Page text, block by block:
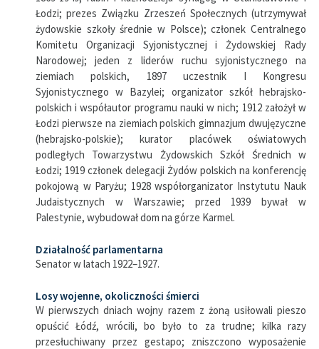
Łodzi; prezes Związku Zrzeszeń Społecznych (utrzymywał
żydowskie szkoły średnie w Polsce); członek Centralnego
Komitetu Organizacji Syjonistycznej i Żydowskiej Rady
Narodowej; jeden z liderów ruchu syjonistycznego na
ziemiach polskich, 1897 uczestnik I Kongresu
Syjonistycznego w Bazylei; organizator szkół hebrajsko-
polskich i współautor programu nauki w nich; 1912 założył w
Łodzi pierwsze na ziemiach polskich gimnazjum dwujęzyczne
(hebrajsko-polskie); kurator placówek oświatowych
podległych Towarzystwu Żydowskich Szkół Średnich w
Łodzi; 1919 członek delegacji Żydów polskich na konferencję
pokojową w Paryżu; 1928 współorganizator Instytutu Nauk
Judaistycznych w Warszawie; przed 1939 bywał w
Palestynie, wybudował dom na górze Karmel.
Działalność parlamentarna
Senator w latach 1922–1927.
Losy wojenne, okoliczności śmierci
W pierwszych dniach wojny razem z żoną usiłowali pieszo
opuścić Łódź, wrócili, bo było to za trudne; kilka razy
przesłuchiwany przez gestapo; zniszczono wyposażenie